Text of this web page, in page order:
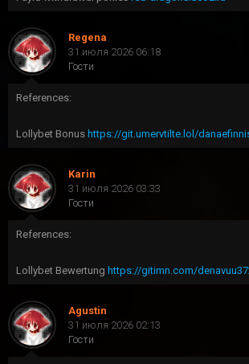
Regena
31 июля 2026 06:18
Гости
References:
Lollybet Bonus https://git.umervtilte.lol/
Karin
31 июля 2026 03:33
Гости
References:
Lollybet Bewertung https://gitimn.com/
Agustin
31 июля 2026 02:13
Гости